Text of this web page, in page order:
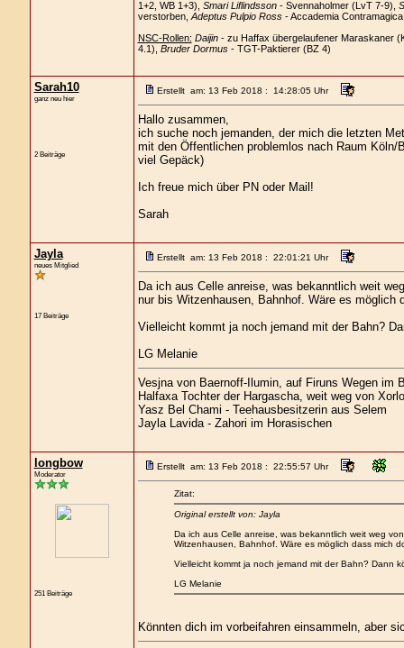
1+2, WB 1+3), Smari Liflindsson- Svennaholmer (LvT 7-9),
verstorben, Adeptus Pulpio Ross- Accademia
NSC-Rollen: Daijin- zu Haffax übergelaufener Maraskaner
4.1), Bruder Dormus- TGT-Paktierer (BZ 4)
Sarah10
ganz neu hier
2 Beiträge
Erstellt am: 13 Feb 2018 : 14:28:05 Uhr
Hallo zusammen,
ich suche noch jemanden, der mich die letzten
mit den Öffentlichen problemlos nach Raum
viel Gepäck)
Ich freue mich über PN oder Mail!
Sarah
Jayla
neues Mitglied
17 Beiträge
Erstellt am: 13 Feb 2018 : 22:01:21 Uhr
Da ich aus Celle anreise, was bekanntlich weit
nur bis Witzenhausen, Bahnhof. Wäre es
Vielleicht kommt ja noch jemand mit der Bahn?
LG Melanie
Vesjna von Baernoff-Ilumin, auf Firuns Wegen im
Halfaxa Tochter der Hargascha, weit weg von
Yasz Bel Chami - Teehausbesitzerin aus Selem
Jayla Lavida - Zahori im Horasischen
longbow
Moderator
251 Beiträge
Erstellt am: 13 Feb 2018 : 22:55:57 Uhr
Zitat:
Original erstellt von: Jayla
Da ich aus Celle anreise, was bekanntlich weit weg
Witzenhausen, Bahnhof. Wäre es möglich dass mich
Vielleicht kommt ja noch jemand mit der Bahn? Dann
LG Melanie
Könnten dich im vorbeifahren einsammeln, aber